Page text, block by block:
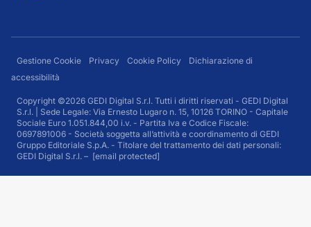
Gestione Cookie Privacy Cookie Policy
Dichiarazione di
accessibilità
Copyright ©2026 GEDI Digital S.r.l. Tutti i diritti riservati - GEDI Digital
S.r.l. | Sede Legale: Via Ernesto Lugaro n. 15, 10126 TORINO - Capitale
Sociale Euro 1.051.844,00 i.v. - Partita Iva e Codice Fiscale:
0697891006 - Società soggetta all’attività e coordinamento di GEDI
Gruppo Editoriale S.p.A. - Titolare del trattamento dei dati personali:
GEDI Digital S.r.l. – [email protected]